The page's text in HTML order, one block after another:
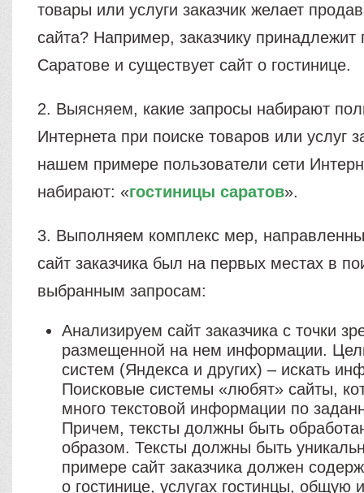
товары или услуги заказчик желает
сайта? Например, заказчику принадлежит
Саратове и существует сайт о гостинице.
2. Выясняем, какие запросы набирают
Интернета при поиске товаров или услуг
нашем примере пользователи сети
набирают: «гостиницы саратов».
3. Выполняем комплекс мер,
сайт заказчика был на первых местах в
выбранным запросам:
Анализируем сайт заказчика с точки
размещенной на нем информации.
систем (Яндекса и других) – искать
Поисковые системы «любят» сайты,
много текстовой информации по
Причем, тексты должны быть
образом. Тексты должны быть
примере сайт заказчика должен
о гостинице, услугах гостинцы,